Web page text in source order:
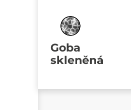
Goba
skleněná